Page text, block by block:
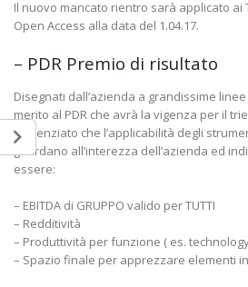
Il nuovo mancato rientro sarà applicato ai
Open Access alla data del 1.04.17.
– PDR Premio di risultato
Disegnati dall’azienda a grandissime
merito al PDR che avrà la vigenza per il
Evidenziato che l’applicabilità degli
guardano all’interezza dell’azienda ed
essere:
– EBITDA di GRUPPO valido per TUTTI
– Redditività
– Produttività per funzione ( es.
– Spazio finale per apprezzare elementi